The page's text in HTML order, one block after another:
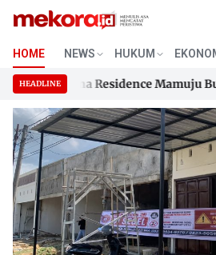
Skip
content
HOME NEWS HUKUM
HEADLINE Residence Mamuju
Residence Mamuju